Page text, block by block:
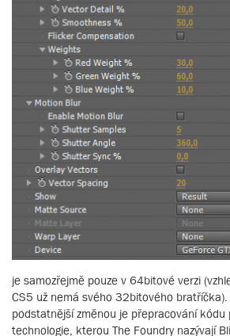
je samozřejmě pouze v 64bitové verzi
CS5 už nemá svého 32bitového
podstatnější změnou je přepracování kódu
technologie, kterou The Foundry nazývají